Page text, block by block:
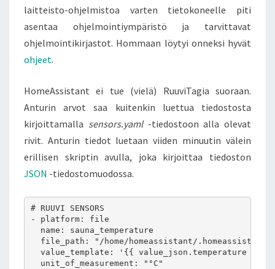
laitteisto-ohjelmistoa varten tietokoneelle piti
asentaa ohjelmointiympäristö ja tarvittavat
ohjelmointikirjastot. Hommaan löytyi onneksi hyvät
ohjeet.
HomeAssistant ei tue (vielä) RuuviTagia suoraan.
Anturin arvot saa kuitenkin luettua tiedostosta
kirjoittamalla sensors.yaml-tiedostoon alla olevat
rivit. Anturin tiedot luetaan viiden minuutin välein
erillisen skriptin avulla, joka kirjoittaa tiedoston
JSON -tiedostomuodossa.
# RUUVI SENSORS
- platform: file
  name: sauna_temperature
file_path: "/home/homeassistant/
  value_template: '{{ value_json.temperature }}'
  unit_of_measurement: "°C"